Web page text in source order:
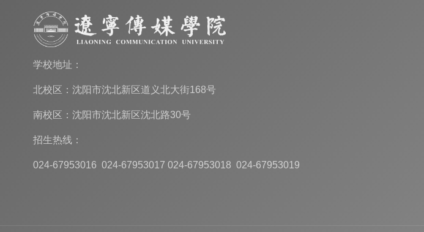
学校地址：
北校区：沈阳市沈北新区道义北大街168号
南校区：沈阳市沈北新区沈北路30号
招生热线：
024-67953016 024-67953017 024-67953018 024-67953019